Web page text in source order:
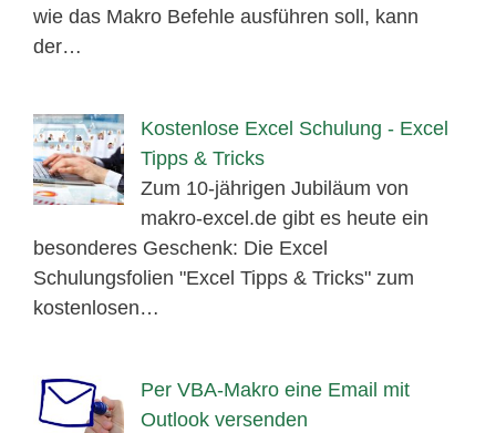
wie das Makro Befehle ausführen soll, kann
der…
Kostenlose Excel Schulung - Excel
Tipps & Tricks
Zum 10-jährigen Jubiläum von
makro-excel.de gibt es heute ein
besonderes Geschenk: Die Excel
Schulungsfolien "Excel Tipps & Tricks" zum
kostenlosen…
Per VBA-Makro eine Email mit
Outlook versenden